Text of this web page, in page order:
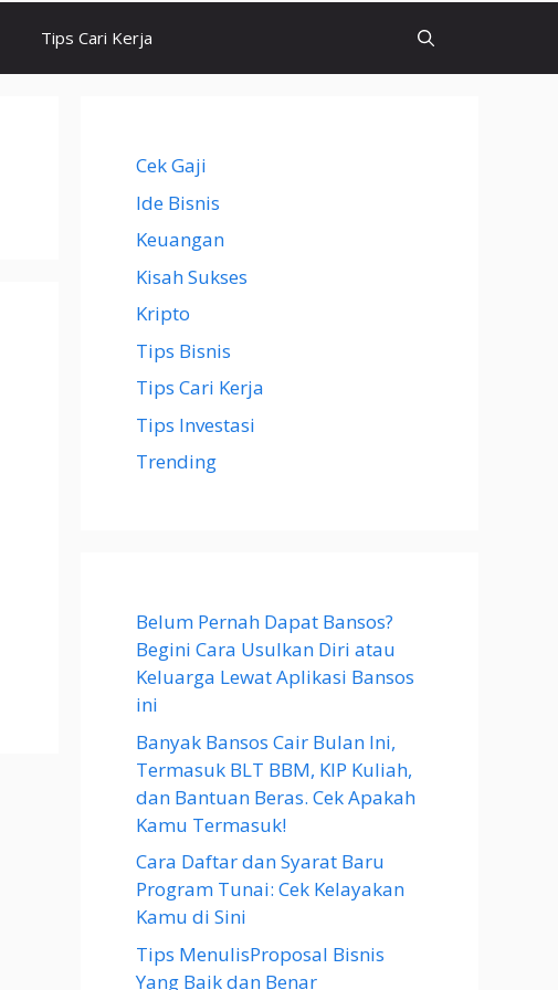
Tips Cari Kerja
Cek Gaji
Ide Bisnis
Keuangan
Kisah Sukses
Kripto
Tips Bisnis
Tips Cari Kerja
Tips Investasi
Trending
Belum Pernah Dapat Bansos?
Begini Cara Usulkan Diri atau
Keluarga Lewat Aplikasi Bansos
ini
Banyak Bansos Cair Bulan Ini,
Termasuk BLT BBM, KIP Kuliah,
dan Bantuan Beras. Cek Apakah
Kamu Termasuk!
Cara Daftar dan Syarat Baru
Program Tunai: Cek Kelayakan
Kamu di Sini
Tips MenulisProposal Bisnis
Yang Baik dan Benar